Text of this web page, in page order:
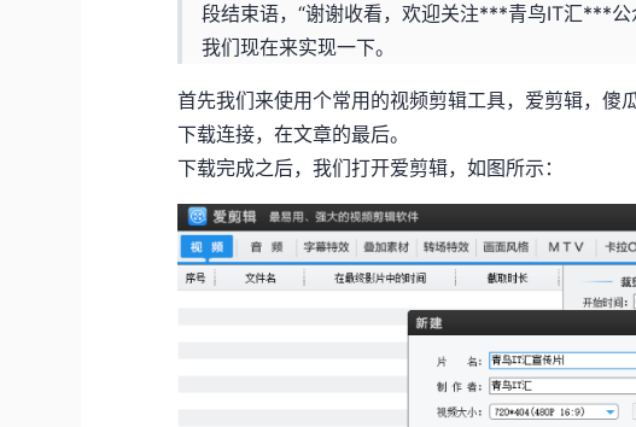
段结束语，“谢谢收看，欢迎关注***青鸟IT汇***
我们现在来实现一下。
首先我们来使用个常用的视频剪辑工具，爱剪辑，傻
下载连接，在文章的最后。
下载完成之后，我们打开爱剪辑，如图所示：